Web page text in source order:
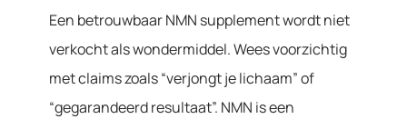
Een betrouwbaar NMN supplement wordt niet
verkocht als wondermiddel. Wees voorzichtig
met claims zoals “verjongt je lichaam” of
“gegarandeerd resultaat”. NMN is een